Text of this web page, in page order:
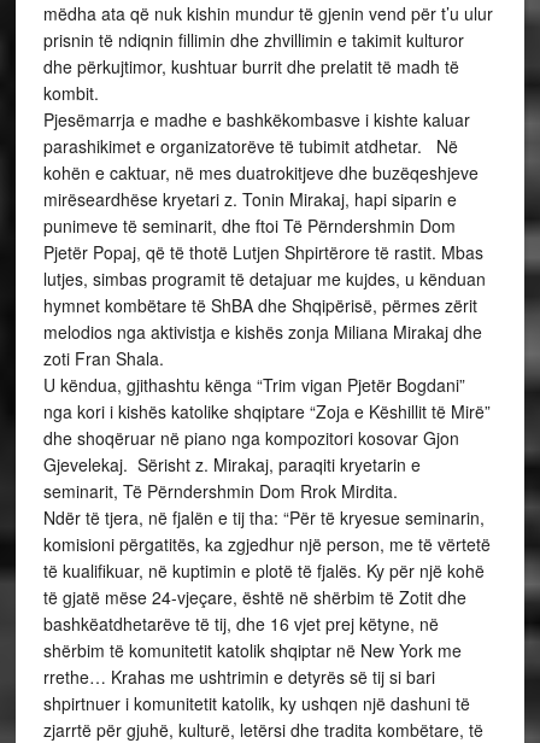
mëdha ata që nuk kishin mundur të gjenin vend për t’u ulur
prisnin të ndiqnin fillimin dhe zhvillimin e takimit kulturor
dhe përkujtimor, kushtuar burrit dhe prelatit të madh të
kombit.
Pjesëmarrja e madhe e bashkëkombasve i kishte kaluar
parashikimet e organizatorëve të tubimit atdhetar. Në
kohën e caktuar, në mes duatrokitjeve dhe buzëqeshjeve
mirëseardhëse kryetari z. Tonin Mirakaj, hapi siparin e
punimeve të seminarit, dhe ftoi Të Përndershmin Dom
Pjetër Popaj, që të thotë Lutjen Shpirtërore të rastit. Mbas
lutjes, simbas programit të detajuar me kujdes, u kënduan
hymnet kombëtare të ShBA dhe Shqipërisë, përmes zërit
melodios nga aktivistja e kishës zonja Miliana Mirakaj dhe
zoti Fran Shala.
U këndua, gjithashtu kënga “Trim vigan Pjetër Bogdani”
nga kori i kishës katolike shqiptare “Zoja e Këshillit të Mirë”
dhe shoqëruar në piano nga kompozitori kosovar Gjon
Gjevelekaj. Sërisht z. Mirakaj, paraqiti kryetarin e
seminarit, Të Përndershmin Dom Rrok Mirdita.
Ndër të tjera, në fjalën e tij tha: “Për të kryesue seminarin,
komisioni përgatitës, ka zgjedhur një person, me të vërtetë
të kualifikuar, në kuptimin e plotë të fjalës. Ky për një kohë
të gjatë mëse 24-vjeçare, është në shërbim të Zotit dhe
bashkëatdhetarëve të tij, dhe 16 vjet prej këtyne, në
shërbim të komunitetit katolik shqiptar në New York me
rrethe… Krahas me ushtrimin e detyrës së tij si bari
shpirtnuer i komunitetit katolik, ky ushqen një dashuni të
zjarrtë për gjuhë, kulturë, letërsi dhe tradita kombëtare, të